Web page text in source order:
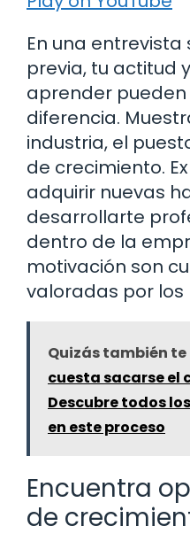
En una entrevista
previa, tu actitud
aprender
diferencia.
industria, el
de crecimiento.
adquirir nuevas
desarrollarte
dentro de la
motivación son
valoradas por los
Quizás también te
cuesta sacarse el
Descubre todos
en este proceso
Encuentra
de